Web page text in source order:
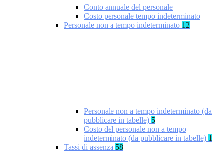
Conto annuale del personale
Costo personale tempo indeterminato
Personale non a tempo indeterminato 12
Personale non a tempo indeterminato (da
pubblicare in tabelle) 5
Costo del personale non a tempo
indeterminato (da pubblicare in tabelle) 1
Tassi di assenza 58